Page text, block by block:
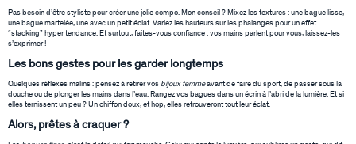
Pas besoin d’être styliste pour créer une jolie compo. Mon conseil ? Mixez les textures : une bague lisse,
une bague martelée, une avec un petit éclat. Variez les hauteurs sur les phalanges pour un effet
“stacking” hyper tendance. Et surtout, faites-vous confiance : vos mains parlent pour vous, laissez-les
s’exprimer !
Les bons gestes pour les garder longtemps
Quelques réflexes malins : pensez à retirer vos bijoux femmeavant de faire du sport, de passer sous la
douche ou de plonger les mains dans l’eau. Rangez vos bagues dans un écrin à l’abri de la lumière. Et si
elles ternissent un peu ? Un chiffon doux, et hop, elles retrouveront tout leur éclat.
Alors, prêtes à craquer ?